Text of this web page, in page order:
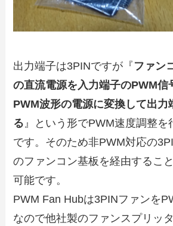
出力端子は3PINですが『 ファン
の直流電源を入力端子のPWM信
PWM波形の電源に変換して出力
る 』という形でPWM速度調整を
です。そのため非PWM対応の
のファンコン基板を経由するこ
可能です。
PWM Fan Hubは3PINファンを
なので他社製のファンスプリッ